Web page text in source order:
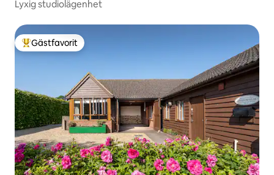
Lyxig studiolägenhet
Populär gästfavorit
Gästfavorit